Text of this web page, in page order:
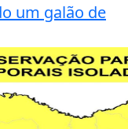
um galão de